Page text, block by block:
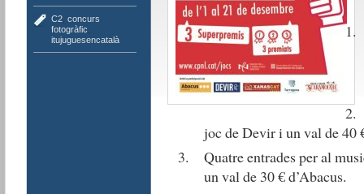
C2, concurs
fotogràfic
itujuguesencatalà
joc de Devir i un val de 40
Quatre entrades per al
un val de 30 € d’Abacus.